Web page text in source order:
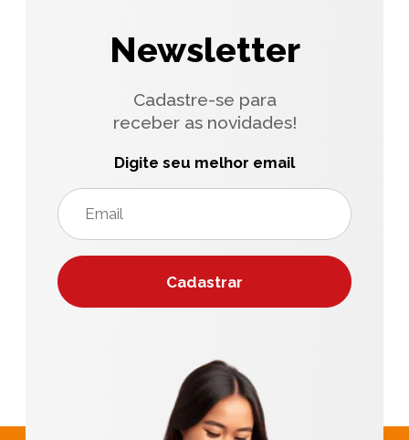
Newsletter
Cadastre-se para
receber as novidades!
Digite seu melhor email